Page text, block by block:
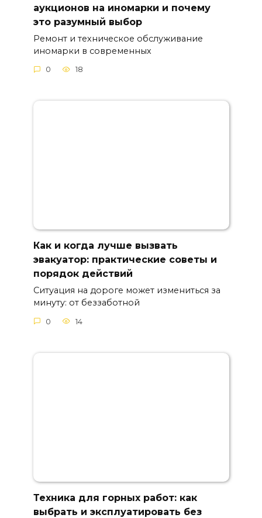
аукционов на иномарки и почему
это разумный выбор
Ремонт и техническое обслуживание
иномарки в современных
0 18
Как и когда лучше вызвать
эвакуатор: практические советы и
порядок действий
Ситуация на дороге может измениться за
минуту: от беззаботной
0 14
Техника для горных работ: как
выбрать и эксплуатировать без